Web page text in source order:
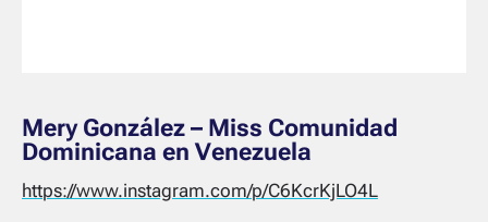
Mery González – Miss Comunidad
Dominicana en Venezuela
https://www.instagram.com/p/C6KcrKjLO4L